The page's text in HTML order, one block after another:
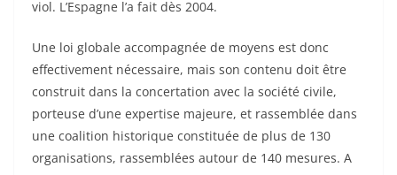
viol. L’Espagne l’a fait dès 2004.
Une loi globale accompagnée de moyens est donc
effectivement nécessaire, mais son contenu doit être
construit dans la concertation avec la société civile,
porteuse d’une expertise majeure, et rassemblée dans
une coalition historique constituée de plus de 130
organisations, rassemblées autour de 140 mesures. A